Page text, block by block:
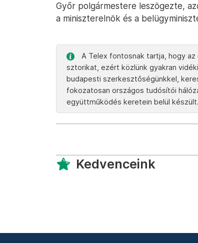
Győr polgármestere leszögezte,
a miniszterelnök és a
A Telex fontosnak tartja, hogy
sztorikat, ezért közlünk gyakran
budapesti szerkesztőségünkkel,
fokozatosan országos tudósítói
együttműködés keretein belül készült.
Kedvenceink